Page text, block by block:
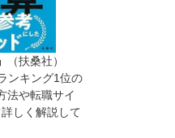
（扶桑社）
ンキング1位の
法や転職サイ
しく解説して